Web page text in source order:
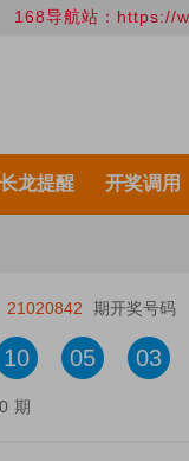
导航站：https://
长龙提醒 开奖调用
21020842 期开奖号码
10 05 03
0 期